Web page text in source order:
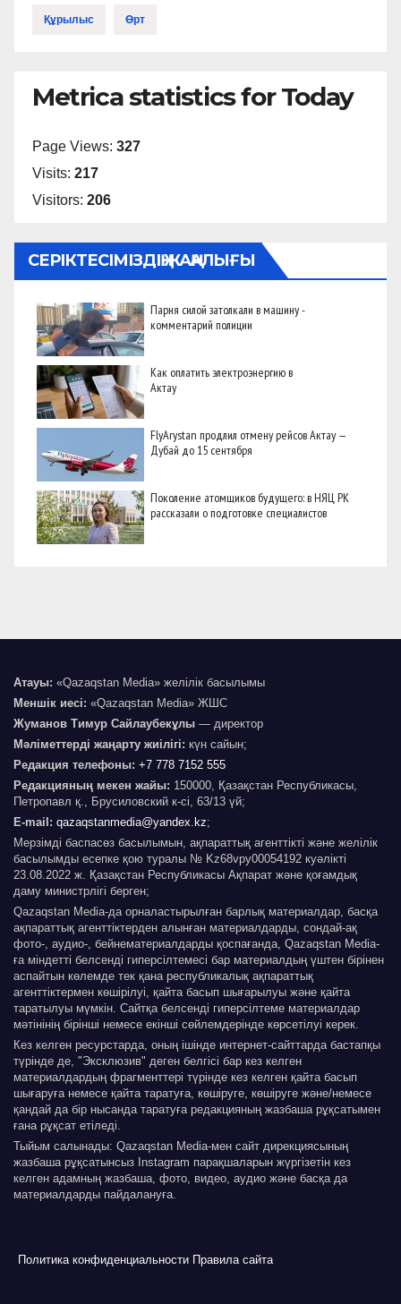
Құрылыс Өрт
Metrica statistics for Today
Page Views: 327
Visits: 217
Visitors: 206
СЕРІКТЕСІМІЗДІҢ ЖАҢАЛЫҒЫ
Парня силой затолкали в машину -
комментарий полиции
Как оплатить электроэнергию в
Актау
FlyArystan продлил отмену рейсов Актау —
Дубай до 15 сентября
Поколение атомщиков будущего: в НЯЦ РК
рассказали о подготовке специалистов
Атауы: «Qazaqstan Media» желілік басылымы
Меншік иесі: «Qazaqstan Media» ЖШС
Жуманов Тимур Сайлаубекұлы — директор
Мәліметтерді жаңарту жиілігі: күн сайын;
Редакция телефоны: +7 778 7152 555
Редакцияның мекен жайы: 150000, Қазақстан Республикасы,
Петропавл қ., Брусиловский к-сі, 63/13 үй;
E-mail: qazaqstanmedia@yandex.kz;
Мерзімді баспасөз басылымын, ақпараттық агенттікті және желілік
басылымды есепке қою туралы № Kz68vpy00054192 куәлікті
23.08.2022 ж. Қазақстан Республикасы Ақпарат және қоғамдық
даму министрлігі берген;
Qazaqstan Media-да орналастырылған барлық материалдар, басқа
ақпараттық агенттіктерден алынған материалдарды, сондай-ақ
фото-, аудио-, бейнематериалдарды қоспағанда, Qazaqstan Media-
ға міндетті белсенді гиперсілтемесі бар материалдың үштен бірінен
аспайтын көлемде тек қана республикалық ақпараттық
агенттіктермен көшірілуі, қайта басып шығарылуы және қайта
таратылуы мүмкін. Сайтқа белсенді гиперсілтеме материалдар
мәтінінің бірінші немесе екінші сөйлемдерінде көрсетілуі керек.
Кез келген ресурстарда, оның ішінде интернет-сайттарда бастапқы
түрінде де, "Эксклюзив" деген белгісі бар кез келген
материалдардың фрагменттері түрінде кез келген қайта басып
шығаруға немесе қайта таратуға, көшіруге, көшіруге және/немесе
қандай да бір нысанда таратуға редакцияның жазбаша рұқсатымен
ғана рұқсат етіледі.
Тыйым салынады: Qazaqstan Media-мен сайт дирекциясының
жазбаша рұқсатынсыз Instagram парақшаларын жүргізетін кез
келген адамның жазбаша, фото, видео, аудио және басқа да
материалдарды пайдалануға.
Политика конфиденциальности Правила сайта